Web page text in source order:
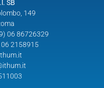
SB
149
06 86726329
2158915